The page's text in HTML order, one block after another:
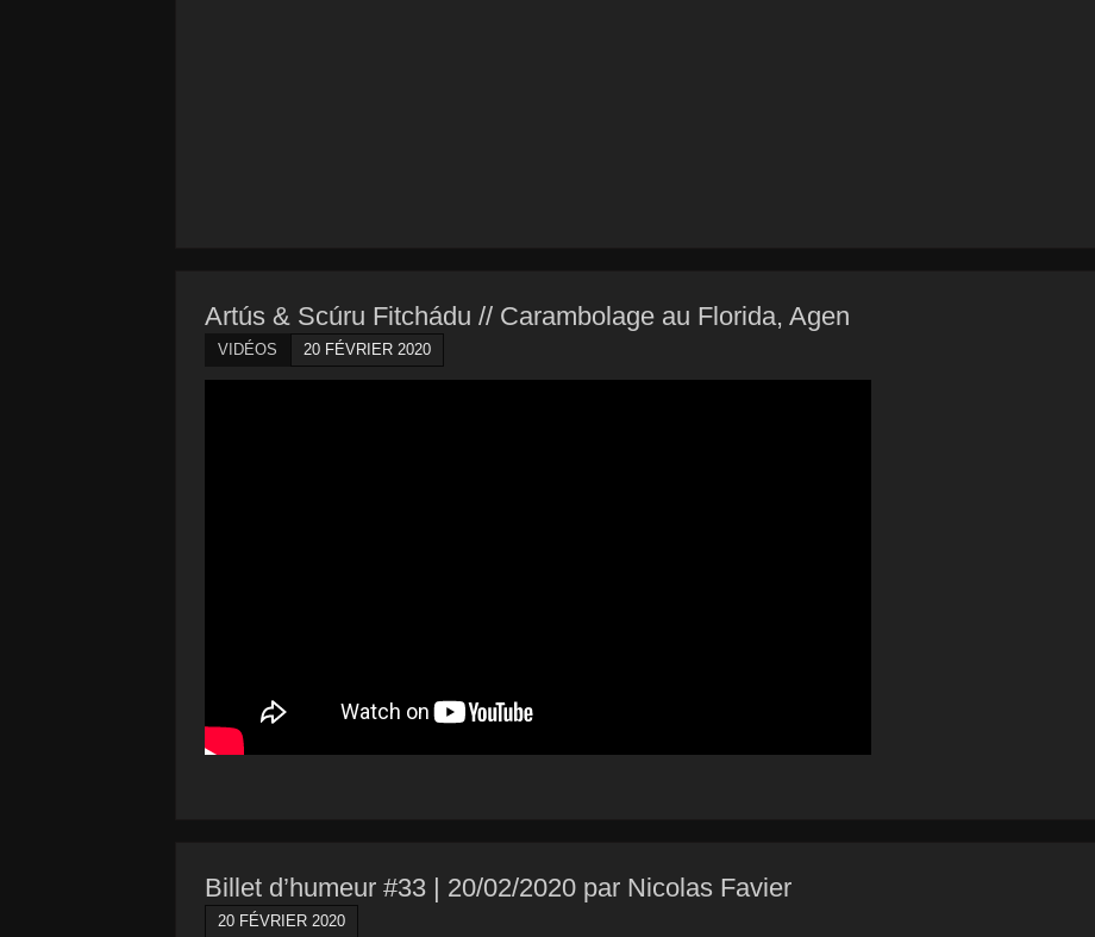
Artús & Scúru Fitchádu // Carambolage au Florida, Agen
VIDÉOS 20 FÉVRIER 2020
Billet d’humeur #33 | 20/02/2020 par Nicolas Favier
20 FÉVRIER 2020